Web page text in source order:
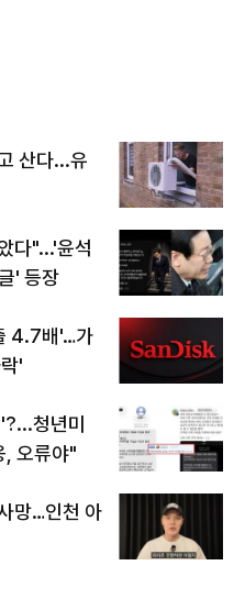
산다...유
다"...'윤석
' 등장
4.7배'…가
'
청년미
, 오류야"
망…인천 아